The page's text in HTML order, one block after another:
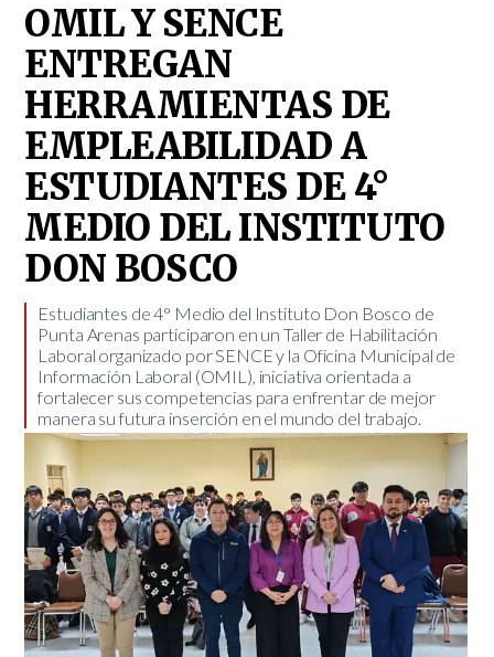
OMIL Y SENCE
ENTREGAN
HERRAMIENTAS DE
EMPLEABILIDAD A
ESTUDIANTES DE 4°
MEDIO DEL INSTITUTO
DON BOSCO
​Estudiantes de 4° Medio del Instituto Don Bosco de
Punta Arenas participaron en un Taller de Habilitación
Laboral organizado por SENCE y la Oficina Municipal de
Información Laboral (OMIL), iniciativa orientada a
fortalecer sus competencias para enfrentar de mejor
manera su futura inserción en el mundo del trabajo.